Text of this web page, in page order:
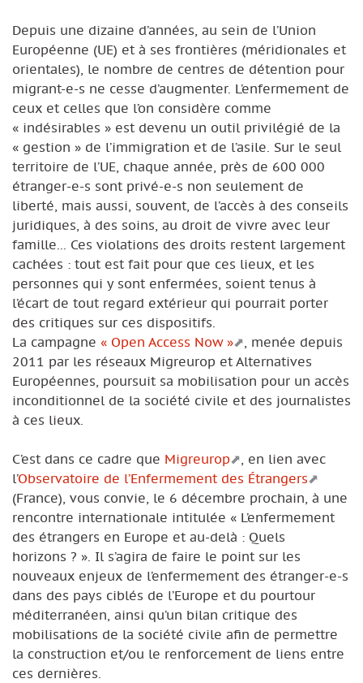
Depuis une dizaine d’années, au sein de l’Union
Européenne (UE) et à ses frontières (méridionales et
orientales), le nombre de centres de détention pour
migrant-e-s ne cesse d’augmenter. L’enfermement de
ceux et celles que l’on considère comme
« indésirables » est devenu un outil privilégié de la
« gestion » de l’immigration et de l’asile. Sur le seul
territoire de l’UE, chaque année, près de 600 000
étranger-e-s sont privé-e-s non seulement de
liberté, mais aussi, souvent, de l’accès à des conseils
juridiques, à des soins, au droit de vivre avec leur
famille... Ces violations des droits restent largement
cachées : tout est fait pour que ces lieux, et les
personnes qui y sont enfermées, soient tenus à
l’écart de tout regard extérieur qui pourrait porter
des critiques sur ces dispositifs.
La campagne « Open Access Now »
, menée depuis
2011 par les réseaux Migreurop et Alternatives
Européennes, poursuit sa mobilisation pour un accès
inconditionnel de la société civile et des journalistes
à ces lieux.
C’est dans ce cadre que Migreurop
, en lien avec
l’Observatoire de l’Enfermement des Étrangers
(France), vous convie, le 6 décembre prochain, à une
rencontre internationale intitulée « L’enfermement
des étrangers en Europe et au-delà : Quels
horizons ? ». Il s’agira de faire le point sur les
nouveaux enjeux de l’enfermement des étranger-e-s
dans des pays ciblés de l’Europe et du pourtour
méditerranéen, ainsi qu’un bilan critique des
mobilisations de la société civile afin de permettre
la construction et/ou le renforcement de liens entre
ces dernières.